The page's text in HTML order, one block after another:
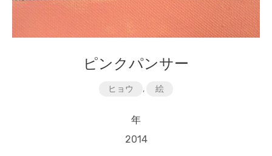
ピンクパンサー
ヒョウ , 絵
年
2014